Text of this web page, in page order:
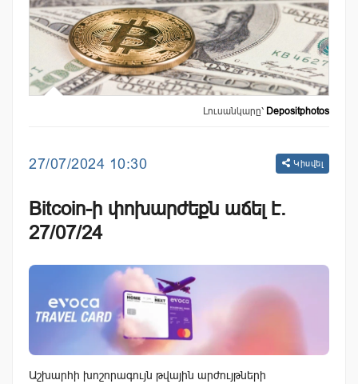
Լուսանկարը՝ Depositphotos
27/07/2024 10:30 Կիսվել
Bitcoin-ի փոխարժեքն աճել է.
27/07/24
Աշխարհի խոշորագույն թվային արժույթների